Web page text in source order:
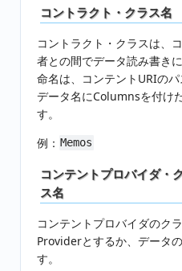
コントラクト・クラス名
コントラクト・クラスは、
者との間でデータ読み書き
命名は、コンテントURIのパ
データ名にColumnsを付け
す。
例： Memos
コンテントプロバイダ・
ス名
コンテントプロバイダのク
Providerとするか、データ
す。